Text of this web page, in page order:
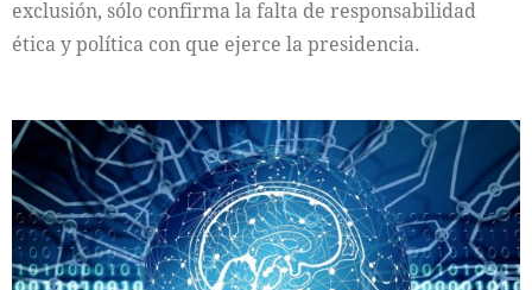
exclusión, sólo confirma la falta de responsabilidad
ética y política con que ejerce la presidencia.